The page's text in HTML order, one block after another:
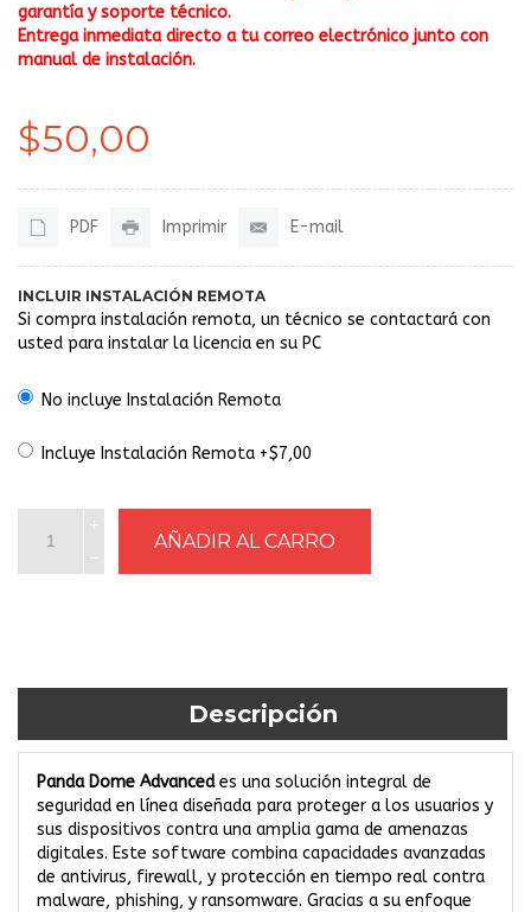
garantía y soporte técnico.
Entrega inmediata directo a tu correo electrónico junto con
manual de instalación.
$50,00
PDF Imprimir E-mail
INCLUIR INSTALACIÓN REMOTA
Si compra instalación remota, un técnico se contactará con
usted para instalar la licencia en su PC
No incluye Instalación Remota
Incluye Instalación Remota +$7,00
Descripción
Panda Dome Advancedes una solución integral de
seguridad en línea diseñada para proteger a los usuarios y
sus dispositivos contra una amplia gama de amenazas
digitales. Este software combina capacidades avanzadas
de antivirus, firewall, y protección en tiempo real contra
malware, phishing, y ransomware. Gracias a su enfoque